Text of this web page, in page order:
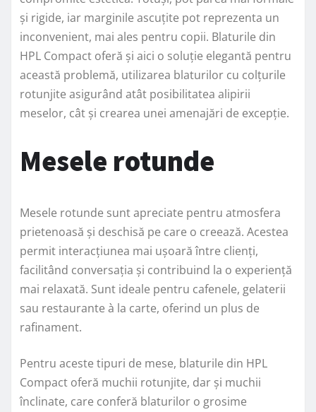
și rigide, iar marginile ascuțite pot reprezenta un
inconvenient, mai ales pentru copii. Blaturile din
HPL Compact oferă și aici o soluție elegantă pentru
această problemă, utilizarea blaturilor cu colțurile
rotunjite asigurând atât posibilitatea alipirii
meselor, cât și crearea unei amenajări de excepție.
Mesele rotunde
Mesele rotunde sunt apreciate pentru atmosfera
prietenoasă și deschisă pe care o creează. Acestea
permit interacțiunea mai ușoară între clienți,
facilitând conversația și contribuind la o experiență
mai relaxată. Sunt ideale pentru cafenele, gelaterii
sau restaurante à la carte, oferind un plus de
rafinament.
Pentru aceste tipuri de mese, blaturile din HPL
Compact oferă muchii rotunjite, dar și muchii
înclinate, care conferă blaturilor o grosime